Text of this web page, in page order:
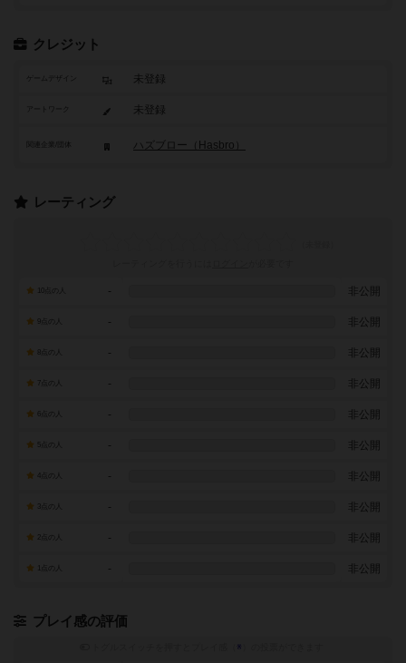
クレジット
ゲームデザイン 未登録
アートワーク 未登録
ハズブロー（Hasbro）
レーティング
- 非公開
- 非公開
- 非公開
7点の人 - 非公開
- 非公開
- 非公開
- 非公開
- 非公開
- 非公開
- 非公開
プレイ感の評価
※